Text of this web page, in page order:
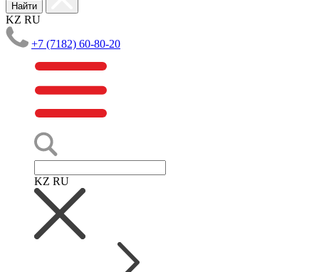
Найти
KZ RU
+7 (7182) 60-80-20
KZ RU